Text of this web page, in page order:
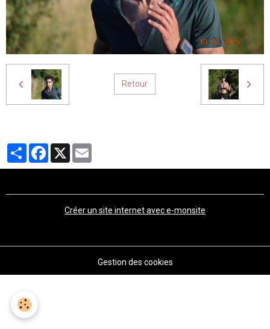
Retour
PartagerFacebook
X
Créer un site internet avec e-monsite
Gestion des cookies